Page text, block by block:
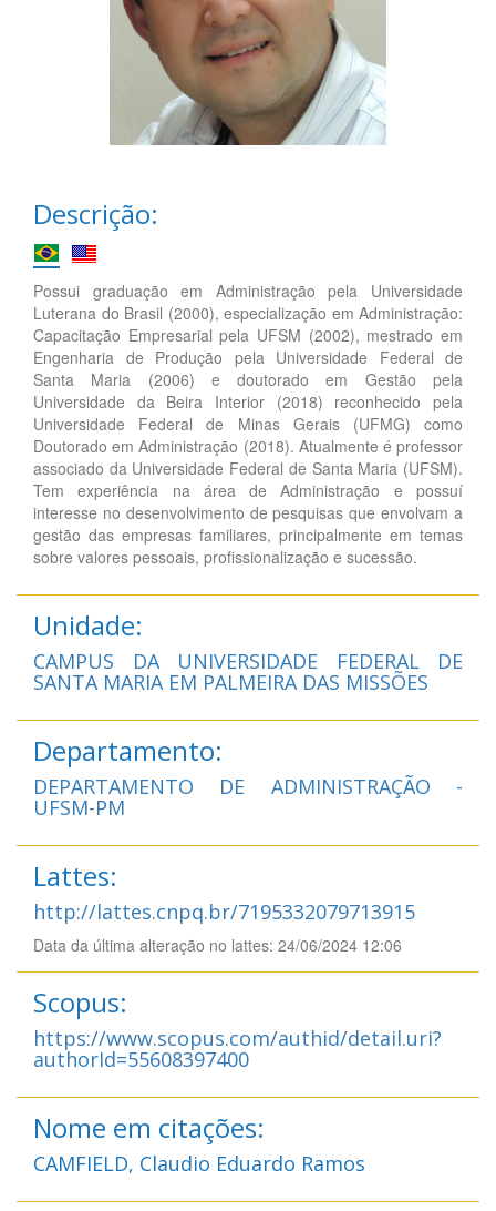
Descrição:
Possui graduação em Administração pela Universidade
Luterana do Brasil (2000), especialização em Administração:
Capacitação Empresarial pela UFSM (2002), mestrado em
Engenharia de Produção pela Universidade Federal de
Santa Maria (2006) e doutorado em Gestão pela
Universidade da Beira Interior (2018) reconhecido pela
Universidade Federal de Minas Gerais (UFMG) como
Doutorado em Administração (2018). Atualmente é professor
associado da Universidade Federal de Santa Maria (UFSM).
Tem experiência na área de Administração e possuí
interesse no desenvolvimento de pesquisas que envolvam a
gestão das empresas familiares, principalmente em temas
sobre valores pessoais, profissionalização e sucessão.
Unidade:
CAMPUS DA UNIVERSIDADE FEDERAL DE
SANTA MARIA EM PALMEIRA DAS MISSÕES
Departamento:
DEPARTAMENTO DE ADMINISTRAÇÃO -
UFSM-PM
Lattes:
http://lattes.cnpq.br/7195332079713915
Data da última alteração no lattes: 24/06/2024 12:06
Scopus:
https://www.scopus.com/authid/detail.uri?
authorId=55608397400
Nome em citações:
CAMFIELD, Claudio Eduardo Ramos